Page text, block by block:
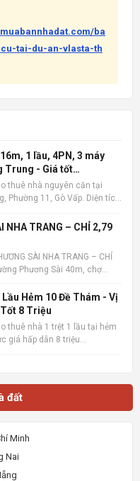
ba
tai-du-an-vlasta-th
1 lầu, 4PN, 3 máy
Trung - Giá tốt
thuê nhà nguyên căn tại
Phường 11, Gò Vấp. Diện tích
có sẵn 3 máy lạnh, tiện nghi
NHA TRANG – CHỈ 2,79
SÀI NHA TRANG – CHỈ
Phương Sài 40m, chợ
công • Trệt: khách
Hẻm 10 Đề Thám - Vị
8 Triệu
thuê nhà 1 trệt 1 lầu tại hẻm
giá hấp dẫn 8 triệu
đất
Minh
Nai